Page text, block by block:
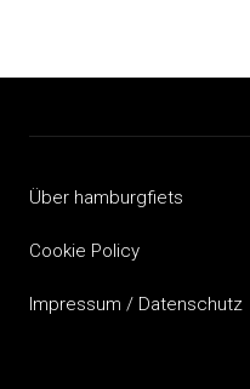
Über hamburgfiets
Cookie Policy
Impressum / Datenschutz